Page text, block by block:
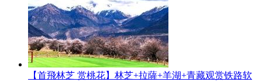
【首飛林芝 赏桃花】林芝+拉薩+羊湖+青藏观赏铁路软